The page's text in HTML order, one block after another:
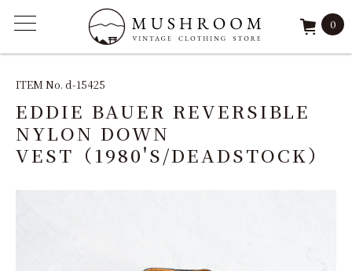
FEATURE
ARCHIVE
0
ITEM No. d-15425
EDDIE BAUER REVERSIBLE
NYLON DOWN
VEST（1980'S/DEADSTOCK）